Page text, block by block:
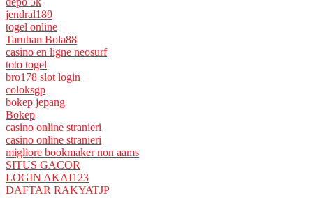
jendral189
togel online
Taruhan Bola88
casino en ligne neosurf
toto togel
bro178 slot login
coloksgp
bokep jepang
Bokep
casino online stranieri
casino online stranieri
migliore bookmaker non aams
SITUS GACOR
LOGIN AKAI123
DAFTAR RAKYATJP